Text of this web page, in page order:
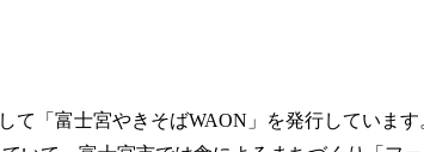
て「富士宮やきそばWAON」を発行しています